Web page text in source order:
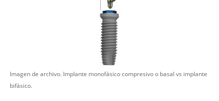
Imagen de archivo. Implante monofásico compresivo o basal vs implante
bifásico.